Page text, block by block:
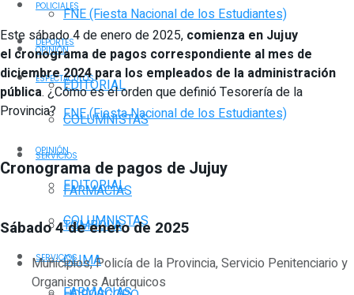
FNE (Fiesta Nacional de los Estudiantes)
OPINIÓN
EDITORIAL
COLUMNISTAS
SERVICIOS
FARMACIAS
TOMBOLA
CLIMA
POLICIALES
DEPORTES
ESPECTÁCULOS
FNE (Fiesta Nacional de los Estudiantes)
OPINIÓN
EDITORIAL
COLUMNISTAS
SERVICIOS
Este sábado 4 de enero de 2025, comienza en Jujuy
el cronograma de pagos correspondiente al mes de
diciembre 2024 para los empleados de la administración
pública. ¿Cómo es el orden que definió Tesorería de la
Provincia?
Cronograma de pagos de Jujuy
Sábado 4 de enero de 2025
Municipios, Policía de la Provincia, Servicio Penitenciario y
Organismos Autárquicos